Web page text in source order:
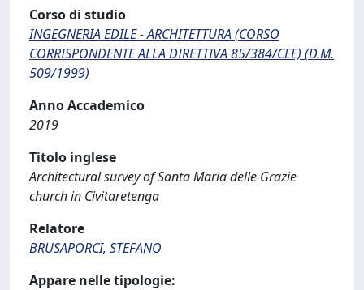
Corso di studio
INGEGNERIA EDILE - ARCHITETTURA (CORSO
CORRISPONDENTE ALLA DIRETTIVA 85/384/CEE) (D.M.
509/1999)
Anno Accademico
2019
Titolo inglese
Architectural survey of Santa Maria delle Grazie
church in Civitaretenga
Relatore
BRUSAPORCI, STEFANO
Appare nelle tipologie: